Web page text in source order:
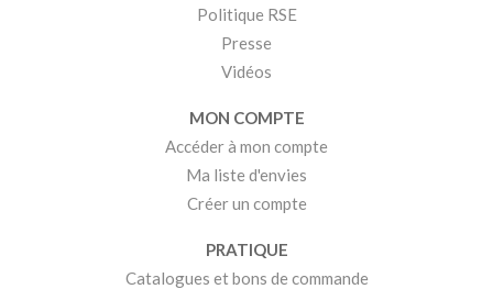
Politique RSE
Presse
Vidéos
MON COMPTE
Accéder à mon compte
Ma liste d'envies
Créer un compte
PRATIQUE
Catalogues et bons de commande